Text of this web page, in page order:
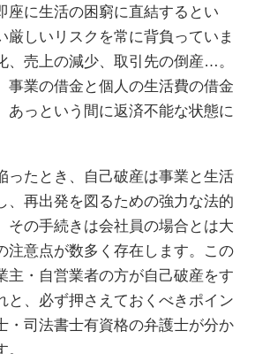
座に生活の困窮に直結するとい
厳しいリスクを常に背負っていま
、売上の減少、取引先の倒産…。
事業の借金と個人の生活費の借金
あっという間に返済不能な状態に
ったとき、自己破産は事業と生活
、再出発を図るための強力な法的
その手続きは会社員の場合とは大
注意点が数多く存在します。この
主・自営業者の方が自己破産をす
と、必ず押さえておくべきポイン
・司法書士有資格の弁護士が分か